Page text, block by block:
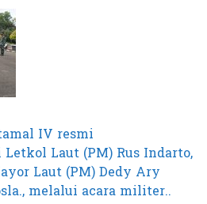
IV resmi
Laut (PM) Rus Indarto,
Laut (PM) Dedy Ary
melalui acara militer..